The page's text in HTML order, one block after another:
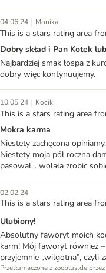
04.06.24 | Monika
This is a stars rating area
Dobry skład i Pan Kotek
Najbardziej smak łospa z
dobry więc kontynuujemy.
10.05.24 | Kocik
This is a stars rating area
Mokra karma
Niestety zachęcona
Niestety moja pół roczna
pasował... wolała zrobic
02.02.24
This is a stars rating area
Ulubiony!
Absolutny faworyt moich
karm! Mój faworyt również
przyjemnie „wilgotna”, czyli
Przetłumaczone z zooplus.de